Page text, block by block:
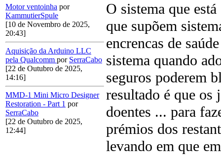
Motor ventoinha por
KammutierSpule
[10 de Novembro de 2025,
20:43]
Aquisição da Arduino LLC
pela Qualcomm por SerraCabo
[22 de Outubro de 2025,
14:16]
MMD-1 Mini Micro Designer
Restoration - Part 1 por
SerraCabo
[22 de Outubro de 2025,
12:44]
O sistema que
que supõem
encrencas de
sistema quando
seguros poderem
resultado é que os
doentes ... para
prémios dos
levando em que